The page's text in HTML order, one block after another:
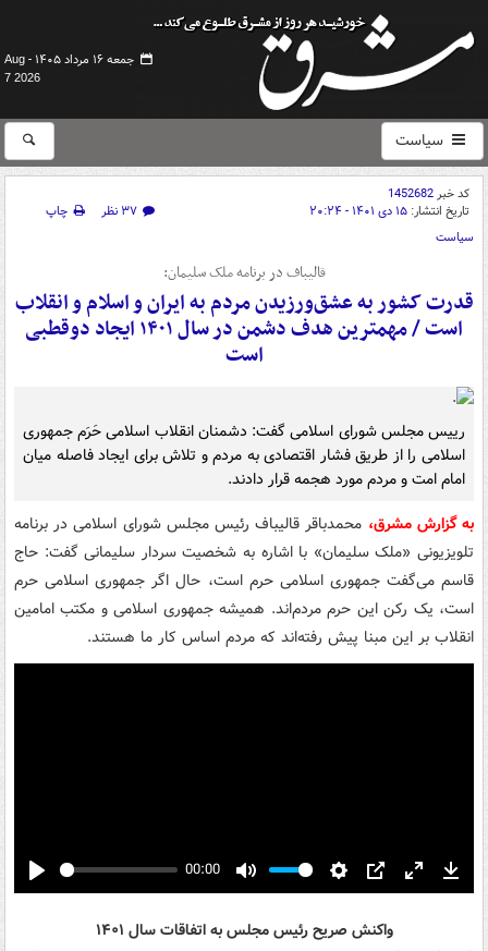
جمعه ۱۶ مرداد ۱۴۰۵ -
Aug
7 2026
سیاست
کد خبر1452682
تاریخ انتشار: ۱۵ دی ۱۴۰۱ - ۲۰:۲۴ ۳۷ نظر
چاپ
سیاست
قالیباف در برنامه ملک سلیمان:
قدرت کشور به عشق‌ورزیدن مردم به ایران و اسلام و انقلاب
است / مهمترین هدف دشمن در سال ۱۴۰۱ ایجاد دوقطبی
است
رییس مجلس شورای اسلامی گفت: دشمنان انقلاب اسلامی حَرَم جمهوری
اسلامی را از طریق فشار اقتصادی به مردم و تلاش برای ایجاد فاصله میان
امام امت و مردم مورد هجمه قرار دادند.
به گزارش مشرق، محمدباقر قالیباف رئیس مجلس شورای اسلامی در برنامه
تلویزیونی «ملک سلیمان» با اشاره به شخصیت سردار سلیمانی گفت: حاج
قاسم می‌گفت جمهوری اسلامی حرم است، حال اگر جمهوری اسلامی حرم
است، یک رکن این حرم مردم‌اند. همیشه جمهوری اسلامی و مکتب امامین
انقلاب بر این مبنا پیش رفته‌اند که مردم اساس کار ما هستند.
Play
00:00
Mute Settings
PIP Enter
واکنش صریح رئیس مجلس به اتفاقات سال ۱۴۰۱